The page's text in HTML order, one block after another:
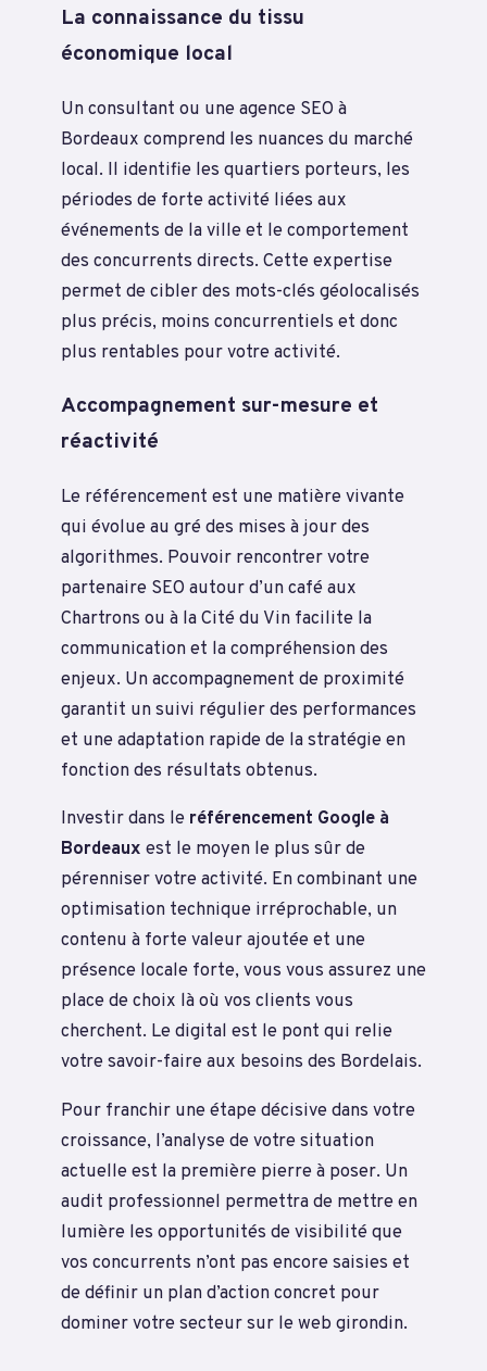
La connaissance du tissu
économique local
Un consultant ou une agence SEO à
Bordeaux comprend les nuances du marché
local. Il identifie les quartiers porteurs, les
périodes de forte activité liées aux
événements de la ville et le comportement
des concurrents directs. Cette expertise
permet de cibler des mots-clés géolocalisés
plus précis, moins concurrentiels et donc
plus rentables pour votre activité.
Accompagnement sur-mesure et
réactivité
Le référencement est une matière vivante
qui évolue au gré des mises à jour des
algorithmes. Pouvoir rencontrer votre
partenaire SEO autour d’un café aux
Chartrons ou à la Cité du Vin facilite la
communication et la compréhension des
enjeux. Un accompagnement de proximité
garantit un suivi régulier des performances
et une adaptation rapide de la stratégie en
fonction des résultats obtenus.
Investir dans le référencement Google à
Bordeaux est le moyen le plus sûr de
pérenniser votre activité. En combinant une
optimisation technique irréprochable, un
contenu à forte valeur ajoutée et une
présence locale forte, vous vous assurez une
place de choix là où vos clients vous
cherchent. Le digital est le pont qui relie
votre savoir-faire aux besoins des Bordelais.
Pour franchir une étape décisive dans votre
croissance, l’analyse de votre situation
actuelle est la première pierre à poser. Un
audit professionnel permettra de mettre en
lumière les opportunités de visibilité que
vos concurrents n’ont pas encore saisies et
de définir un plan d’action concret pour
dominer votre secteur sur le web girondin.